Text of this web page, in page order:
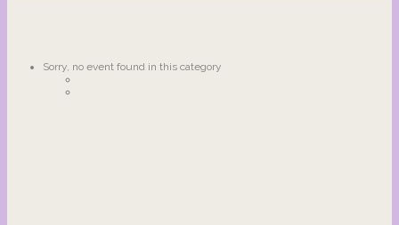
Sorry, no event found in this category